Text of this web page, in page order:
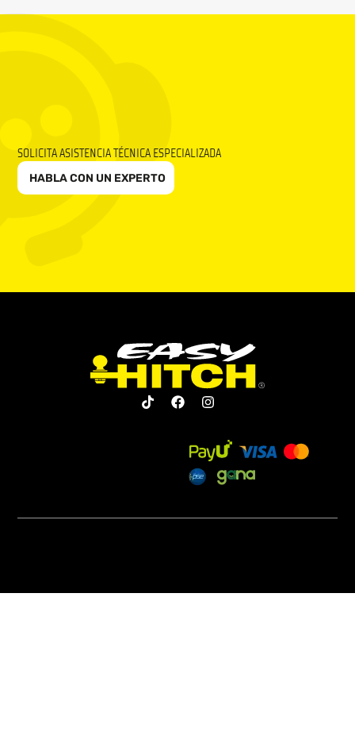
SOLICITA ASISTENCIA TÉCNICA ESPECIALIZADA
HABLA CON UN EXPERTO